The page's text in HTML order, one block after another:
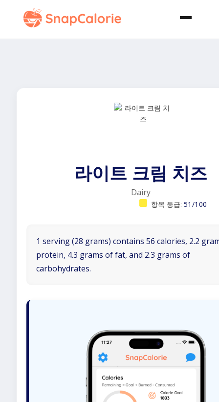
라이트 크림 치즈
Dairy
항목 등급: 51/100
1 serving (28 grams) contains 56 calories, 2.2
protein, 4.3 grams of fat, and 2.3 grams of
carbohydrates.